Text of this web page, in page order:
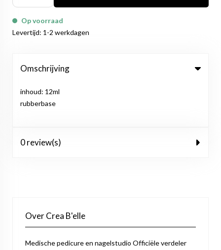
Op voorraad
Levertijd: 1-2 werkdagen
Omschrijving
inhoud: 12ml
rubberbase
0 review(s)
Over Crea B'elle
Medische pedicure en nagelstudio Officiële verdeler